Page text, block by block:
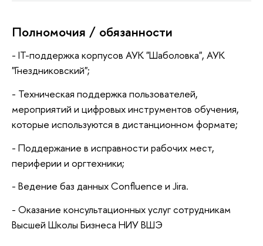
Полномочия / обязанности
- IT-поддержка корпусов АУК "Шаболовка", АУК
"Гнездниковский";
- Техническая поддержка пользователей,
мероприятий и цифровых инструментов обучения,
которые используются в дистанционном формате;
- Поддержание в исправности рабочих мест,
периферии и оргтехники;
- Ведение баз данных Confluence и Jira.
- Оказание консультационных услуг сотрудникам
Высшей Школы Бизнеса НИУ ВШЭ